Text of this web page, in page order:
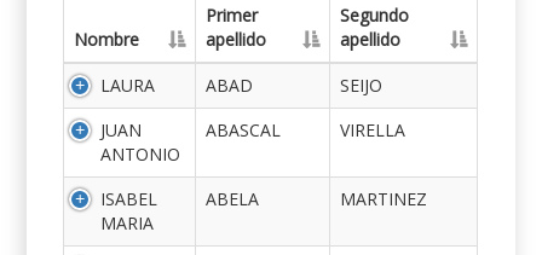
Nombre
Primer
apellido
Segundo
apellido
LAURA
ABAD
SEIJO
JUAN
ANTONIO
ABASCAL VIRELLA
ISABEL
MARIA
ABELA MARTINEZ